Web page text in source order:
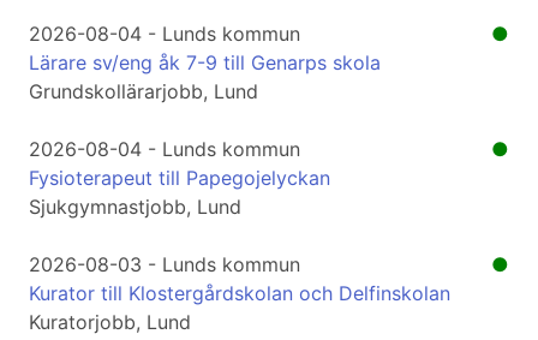
●
2026-08-04 - Lunds kommun
Lärare sv/eng åk 7-9 till Genarps skola
Grundskollärarjobb, Lund
●
2026-08-04 - Lunds kommun
Fysioterapeut till Papegojelyckan
Sjukgymnastjobb, Lund
●
2026-08-03 - Lunds kommun
Kurator till Klostergårdskolan och Delfinskolan
Kuratorjobb, Lund